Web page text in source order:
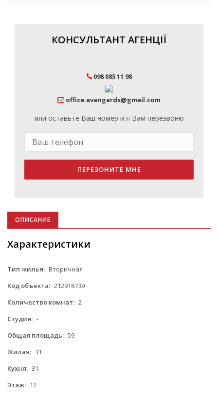
КОНСУЛЬТАНТ АГЕНЦІЇ
098 085 11 98
office.avangards@gmail.com
или оставьте Ваш номер и я Вам перезвоню
ПЕРЕЗОНИТЕ МНЕ
ОПИСАНИЕ
Характеристики
Тип жилья: Вторичная
Код объекта: 212918739
Количество комнат: 2
Студия: -
Общая площадь: 59
Жилая: 31
Кухня: 31
Этаж: 12